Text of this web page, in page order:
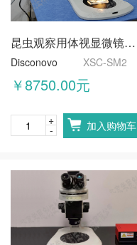
昆虫观察用体视显微镜【高清镜头】
Disconovo XSC-SM2
￥8750.00元
-
+ 加入购物车